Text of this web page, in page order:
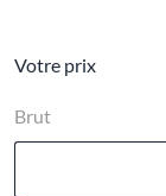
Votre prix
Brut